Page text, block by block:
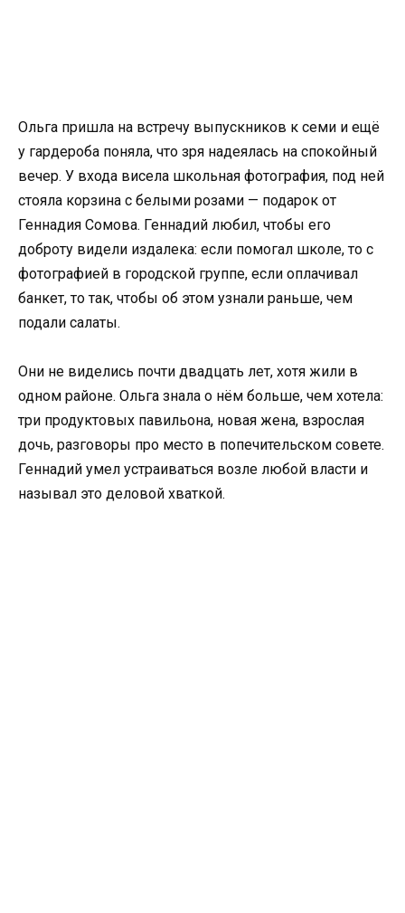
Ольга пришла на встречу выпускников к семи и ещё
у гардероба поняла, что зря надеялась на спокойный
вечер. У входа висела школьная фотография, под ней
стояла корзина с белыми розами — подарок от
Геннадия Сомова. Геннадий любил, чтобы его
доброту видели издалека: если помогал школе, то с
фотографией в городской группе, если оплачивал
банкет, то так, чтобы об этом узнали раньше, чем
подали салаты.
Они не виделись почти двадцать лет, хотя жили в
одном районе. Ольга знала о нём больше, чем хотела:
три продуктовых павильона, новая жена, взрослая
дочь, разговоры про место в попечительском совете.
Геннадий умел устраиваться возле любой власти и
называл это деловой хваткой.